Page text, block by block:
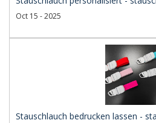
Oct 15 - 2025
Stauschlauch bedrucken lassen -